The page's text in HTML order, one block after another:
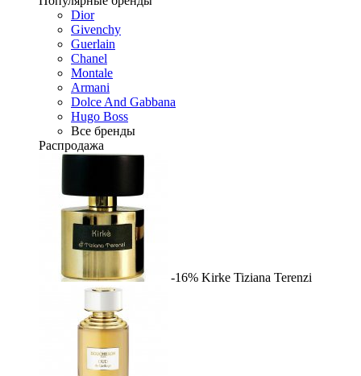
Dior
Givenchy
Guerlain
Chanel
Montale
Armani
Dolce And Gabbana
Hugo Boss
Все бренды
Распродажа
-16% Kirke Tiziana Terenzi